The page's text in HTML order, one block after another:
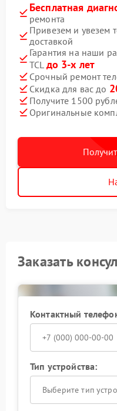
Бесплатная
ремонта
Привезем и увезем
доставкой
Гарантия на наши
TCL до 3-х лет
Срочный ремонт
Скидка для вас до
Получите 1500
Оригинальные
Заказать
Контактный
Тип устройства:
Выберите тип